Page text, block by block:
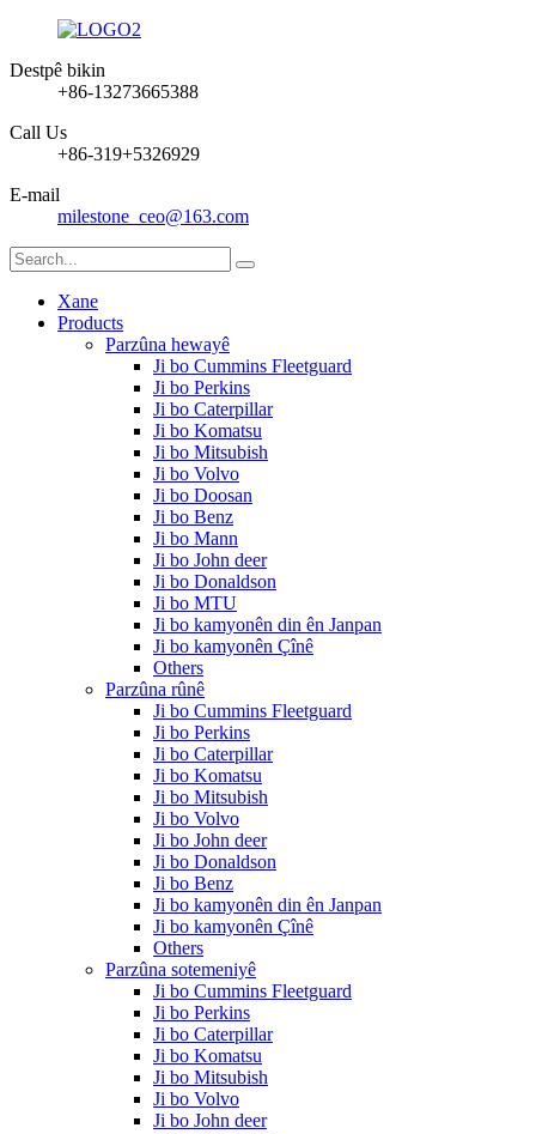
Destpê bikin
+86-13273665388
Call Us
+86-319+5326929
E-mail
milestone_ceo@163.com
Xane
Products
Parzûna hewayê
Ji bo Cummins Fleetguard
Ji bo Perkins
Ji bo Caterpillar
Ji bo Komatsu
Ji bo Mitsubish
Ji bo Volvo
Ji bo Doosan
Ji bo Benz
Ji bo Mann
Ji bo John deer
Ji bo Donaldson
Ji bo MTU
Ji bo kamyonên din ên Janpan
Ji bo kamyonên Çînê
Others
Parzûna rûnê
Ji bo Cummins Fleetguard
Ji bo Perkins
Ji bo Caterpillar
Ji bo Komatsu
Ji bo Mitsubish
Ji bo Volvo
Ji bo John deer
Ji bo Donaldson
Ji bo Benz
Ji bo kamyonên din ên Janpan
Ji bo kamyonên Çînê
Others
Parzûna sotemeniyê
Ji bo Cummins Fleetguard
Ji bo Perkins
Ji bo Caterpillar
Ji bo Komatsu
Ji bo Mitsubish
Ji bo Volvo
Ji bo John deer